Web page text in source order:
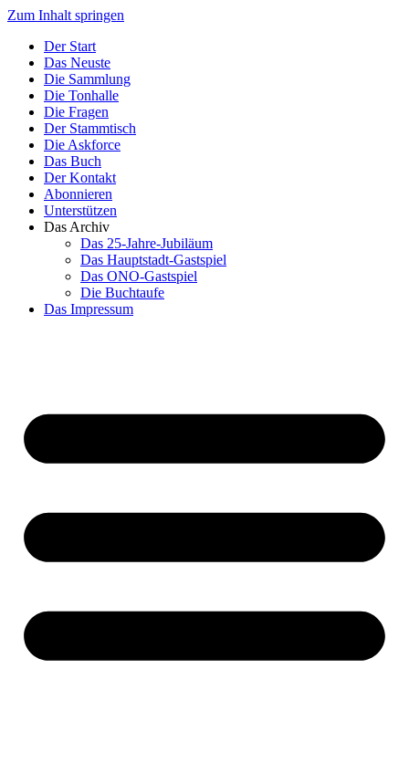
Zum Inhalt springen
Der Start
Das Neuste
Die Sammlung
Die Tonhalle
Die Fragen
Der Stammtisch
Die Askforce
Das Buch
Der Kontakt
Abonnieren
Unterstützen
Das Archiv
Das 25-Jahre-Jubiläum
Das Hauptstadt-Gastspiel
Das ONO-Gastspiel
Die Buchtaufe
Das Impressum